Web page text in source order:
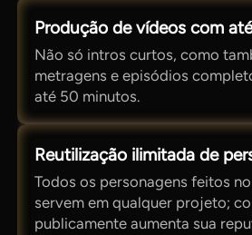
Produção de vídeos com
Não só intros curtos, como
metragens e episódios
até 50 minutos.
Reutilização ilimitada de
Todos os personagens feitos
servem em qualquer projeto;
publicamente aumenta sua